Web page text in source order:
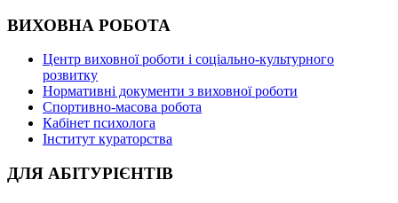
ВИХОВНА РОБОТА
Центр виховної роботи і соціально-культурного
розвитку
Нормативні документи з виховної роботи
Спортивно-масова робота
Кабінет психолога
Інститут кураторства
ДЛЯ АБІТУРІЄНТІВ